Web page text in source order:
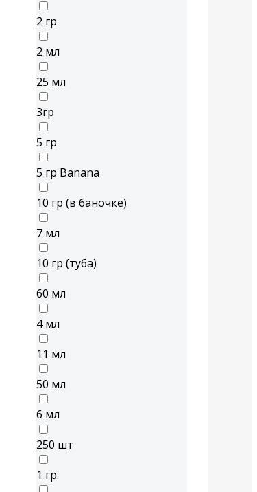
2 гр
2 мл
25 мл
3гр
5 гр
5 гр Banana
10 гр (в баночке)
7 мл
10 гр (туба)
60 мл
4 мл
11 мл
50 мл
6 мл
250 шт
1 гр.